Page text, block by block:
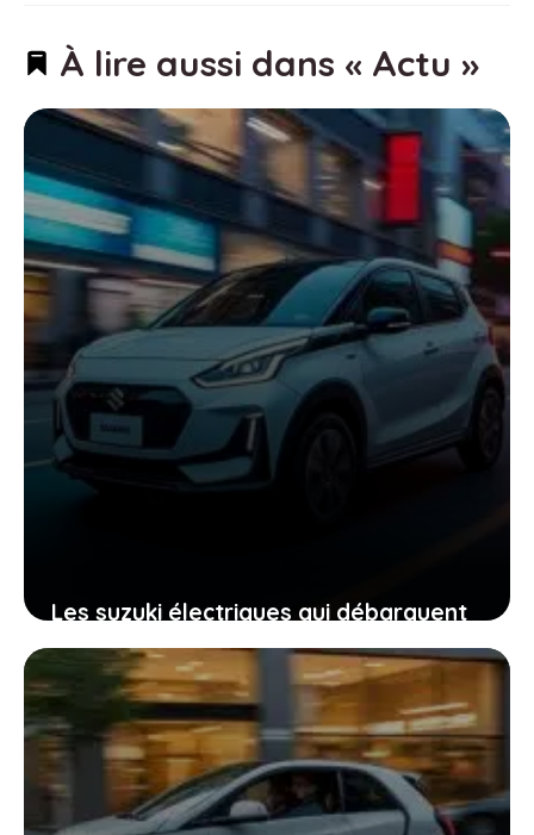
À lire aussi dans « Actu »
Les suzuki électriques qui débarquent
en france : ce que vous devez
absolument savoir
22 janvier 2026